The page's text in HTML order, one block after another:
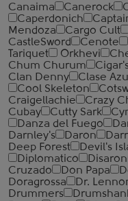
Canaima
Canerock
Caperdonich
Mendoza
Cargo Cult
CastleSword
Cenote
Tariquet
Orkhevi
Chum Churum
Clan Denny
Clase
Cool Skeleton
Craigellachie
Crazy
Cubay
Cutty Sark
Danza del Fuego
Darnley's
Daron
Deep Forest
Devil's
Diplomatico
Cruzado
Don Papa
Doragrossa
Dr.
Drummers